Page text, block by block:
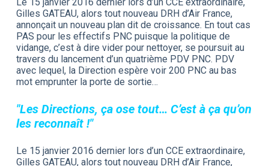
Gilles GATEAU, alors tout nouveau DRH d’Air France,
annonçait un nouveau plan dit de croissance. En tout cas
PAS pour les effectifs PNC puisque la politique de
vidange, c’est à dire vider pour nettoyer, se poursuit au
travers du lancement d’un quatrième PDV PNC. PDV
avec lequel, la Direction espère voir 200 PNC au bas
mot emprunter la porte de sortie…
"Les Directions, ça ose tout… C’est à ça qu’on
les reconnaît !"
Le 15 janvier 2016 dernier lors d’un CCE extraordinaire,
Gilles GATEAU, alors tout nouveau DRH d’Air France,